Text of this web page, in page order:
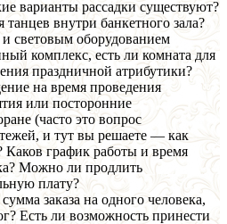
варианты рассадки существуют?
внутри банкетного зала?
световым оборудованием
комплекс, есть ли комната для
праздничной атрибутики?
на время проведения
или посторонние
(часто это вопрос
и тут вы решаете — как
Каков график работы и время
Можно ли продлить
плату?
заказа на одного человека,
Есть ли возможность принести